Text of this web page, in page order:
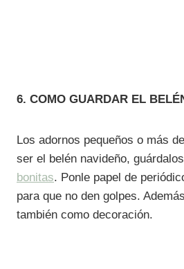
6. COMO GUARDAR EL
Los adornos pequeños o más
ser el belén navideño,
bonitas. Ponle papel de
para que no den golpes.
también como decoración.